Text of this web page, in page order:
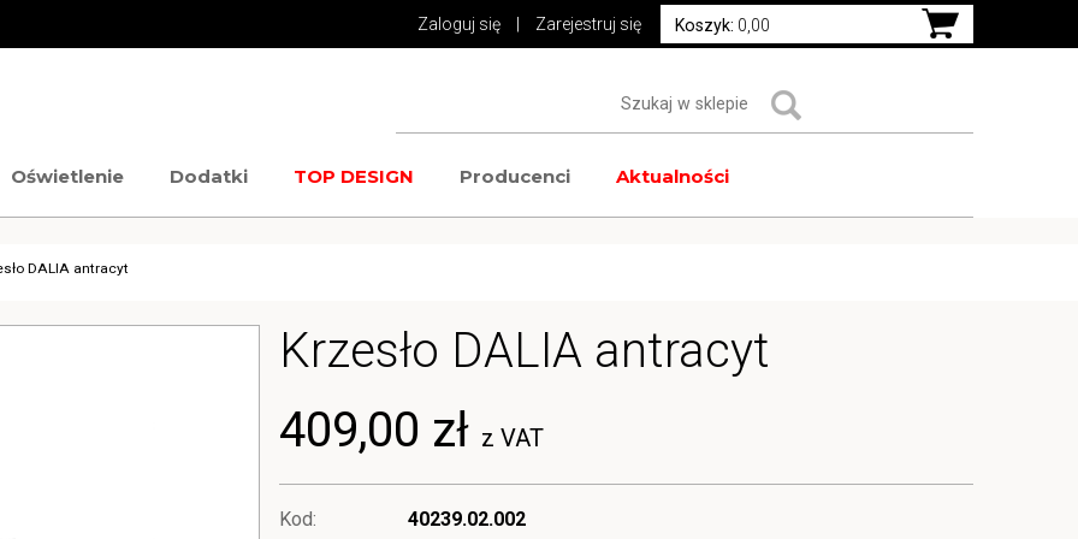
Zaloguj się Zarejestruj się Koszyk: 0,00
Oświetlenie Dodatki TOP DESIGN Producenci Aktualności
DALIA antracyt
Krzesło DALIA antracyt
409,00 zł z VAT
Kod:
40239.02.002